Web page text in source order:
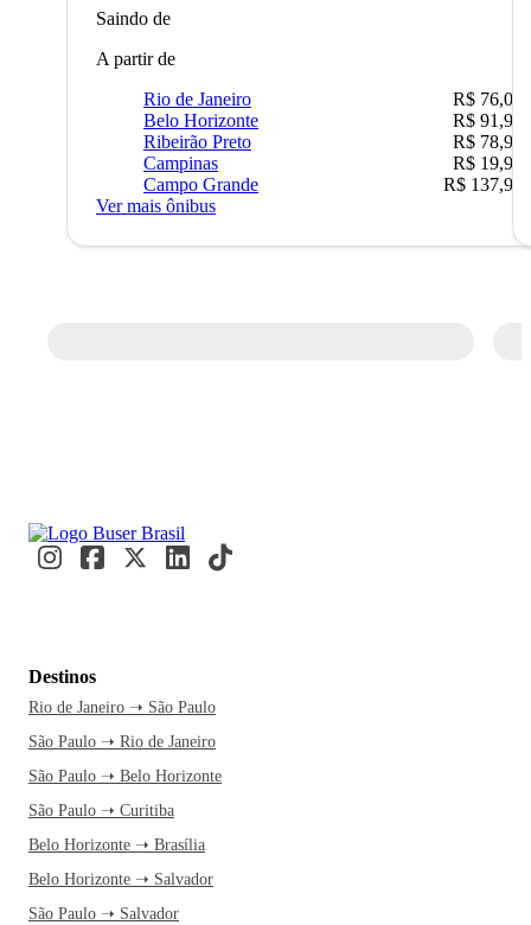
Saindo de
A partir de
Rio de Janeiro
R$ 76,09
Belo Horizonte
R$ 91,90
Ribeirão Preto
R$ 78,90
Campinas
R$ 19,90
Campo Grande
R$ 137,90
Ver mais ônibus
Destinos
Rio de Janeiro ➝ São Paulo
São Paulo ➝ Rio de Janeiro
São Paulo ➝ Belo Horizonte
São Paulo ➝ Curitiba
Belo Horizonte ➝ Brasília
Belo Horizonte ➝ Salvador
São Paulo ➝ Salvador